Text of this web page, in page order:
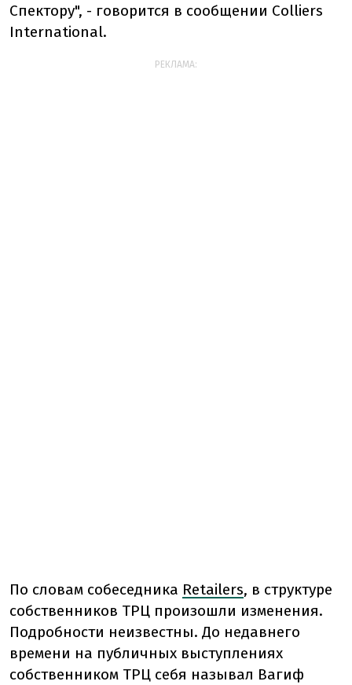
Спектору", - говорится в сообщении Colliers
International.
РЕКЛАМА:
По словам собеседника Retailers, в структуре
собственников ТРЦ произошли изменения.
Подробности неизвестны. До недавнего
времени на публичных выступлениях
собственником ТРЦ себя называл Вагиф